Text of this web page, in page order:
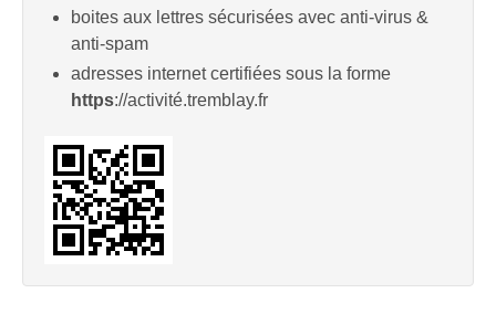
boites aux lettres sécurisées avec anti-virus &
anti-spam
adresses internet certifiées sous la forme
https://activité.tremblay.fr